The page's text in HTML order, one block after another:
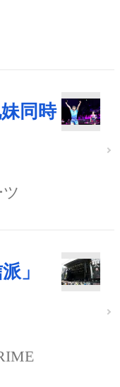
同時
」